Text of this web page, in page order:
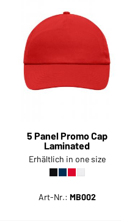
5 Panel Promo Cap
Laminated
Erhältlich in one size
Art-Nr.: MB002